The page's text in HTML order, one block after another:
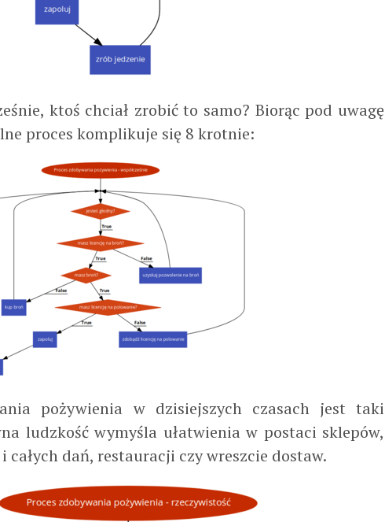
ktoś chciał zrobić to samo? Biorąc pod uwagę
proces komplikuje się 8 krotnie:
pożywienia w dzisiejszych czasach jest taki
ludzkość wymyśla ułatwienia w postaci sklepów,
dań, restauracji czy wreszcie dostaw.